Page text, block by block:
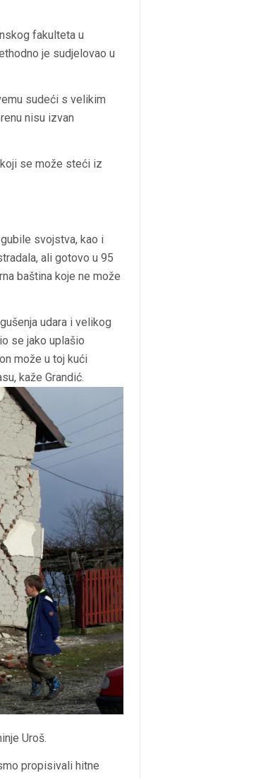
fakulteta u
je sudjelovao u
sudeći s velikim
nisu izvan
se može steći iz
svojstva, kao i
ali gotovo u 95
baština koje ne može
udara i velikog
se jako uplašio
može u toj kući
kaže Grandić.
Uroš.
propisivali hitne